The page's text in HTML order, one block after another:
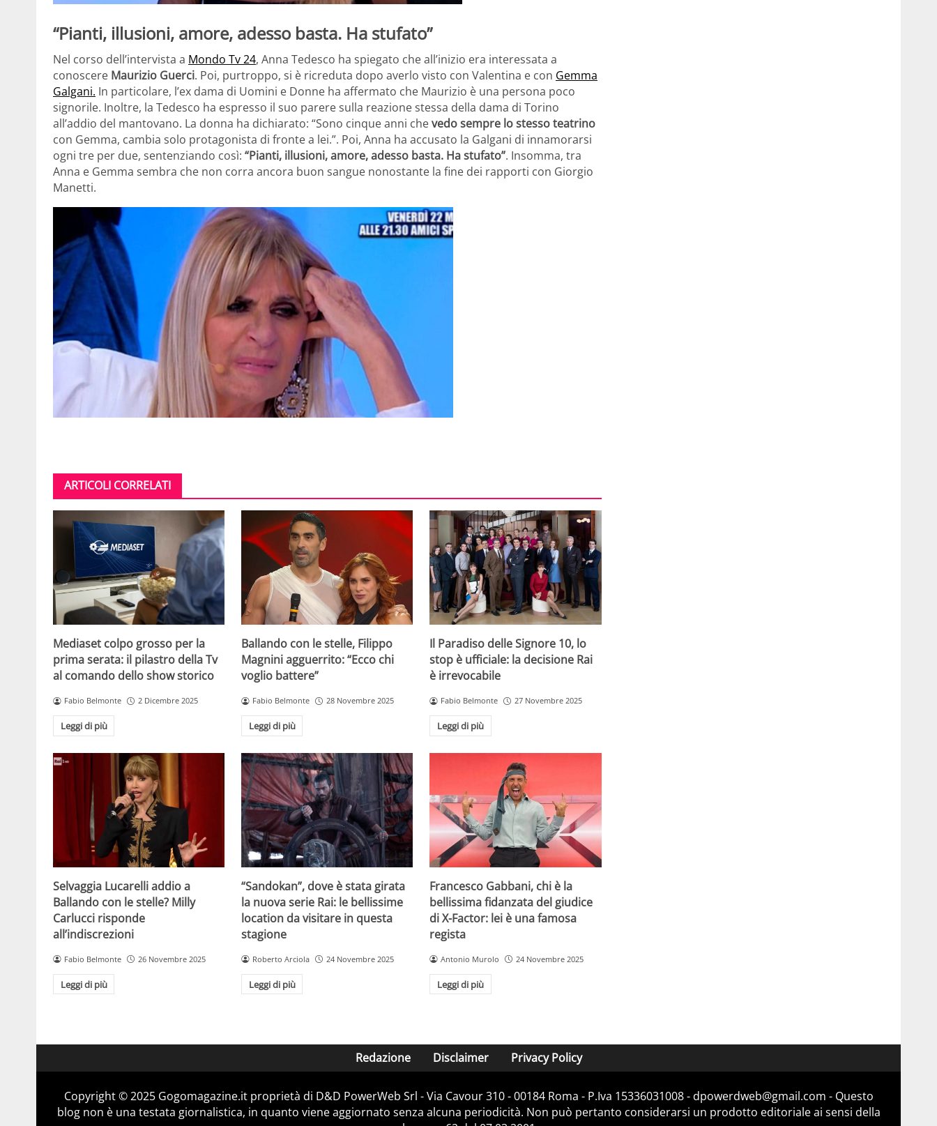
“Pianti, illusioni, amore, adesso basta. Ha stufato”
Nel corso dell’intervista a Mondo Tv 24, Anna Tedesco ha spiegato che all’inizio era interessata a
conoscere Maurizio Guerci. Poi, purtroppo, si è ricreduta dopo averlo visto con Valentina e con Gemma
Galgani. In particolare, l’ex dama di Uomini e Donne ha affermato che Maurizio è una persona poco
signorile. Inoltre, la Tedesco ha espresso il suo parere sulla reazione stessa della dama di Torino
all’addio del mantovano. La donna ha dichiarato: “Sono cinque anni chevedo sempre lo stesso teatrino
con Gemma, cambia solo protagonista di fronte a lei.”. Poi, Anna ha accusato la Galgani di innamorarsi
ogni tre per due, sentenziando così: “Pianti, illusioni, amore, adesso basta. Ha stufato”. Insomma, tra
Anna e Gemma sembra che non corra ancora buon sangue nonostante la fine dei rapporti con Giorgio
Manetti.
ARTICOLI CORRELATI
Mediaset colpo grosso per la
prima serata: il pilastro della Tv
al comando dello show storico
Fabio Belmonte 2 Dicembre 2025
Leggi di più
Ballando con le stelle, Filippo
Magnini agguerrito: “Ecco chi
voglio battere”
Fabio Belmonte 28 Novembre 2025
Leggi di più
Il Paradiso delle Signore 10, lo
stop è ufficiale: la decisione Rai
è irrevocabile
Fabio Belmonte 27 Novembre 2025
Leggi di più
Selvaggia Lucarelli addio a
Ballando con le stelle? Milly
Carlucci risponde
all’indiscrezioni
Fabio Belmonte 26 Novembre 2025
Leggi di più
“Sandokan”, dove è stata girata
la nuova serie Rai: le bellissime
location da visitare in questa
stagione
Roberto Arciola 24 Novembre 2025
Leggi di più
Francesco Gabbani, chi è la
bellissima fidanzata del giudice
di X-Factor: lei è una famosa
regista
Antonio Murolo 24 Novembre 2025
Leggi di più
Redazione Disclaimer Privacy Policy
Copyright © 2025 Gogomagazine.it proprietà di D&D PowerWeb Srl - Via Cavour 310 - 00184 Roma - P.Iva 15336031008 - dpowerdweb@gmail.com - Questo
blog non è una testata giornalistica, in quanto viene aggiornato senza alcuna periodicità. Non può pertanto considerarsi un prodotto editoriale ai sensi della